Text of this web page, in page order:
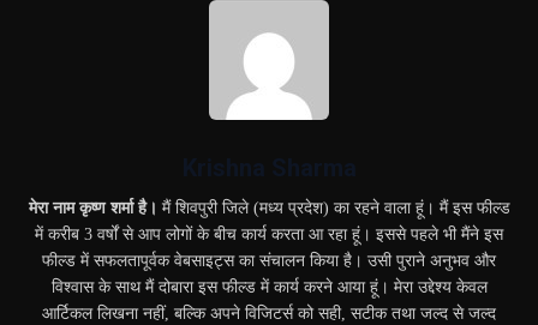
मेरा नाम कृष्ण शर्मा है। मैं शिवपुरी जिले (मध्य प्रदेश) का रहने वाला हूं। मैं इस फील्ड
में करीब 3 वर्षों से आप लोगों के बीच कार्य करता आ रहा हूं। इससे पहले भी मैंने इस
फील्ड में सफलतापूर्वक वेबसाइट्स का संचालन किया है। उसी पुराने अनुभव और
विश्वास के साथ मैं दोबारा इस फील्ड में कार्य करने आया हूं। मेरा उद्देश्य केवल
आर्टिकल लिखना नहीं, बल्कि अपने विजिटर्स को सही, सटीक तथा जल्द से जल्द